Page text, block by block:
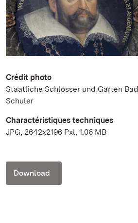
Crédit photo
Staatliche Schlösser und Gärten
Schuler
Charactéristiques techniques
JPG, 2642x2196 Pxl, 1.06 MB
Download